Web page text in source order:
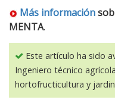
Más información
MENTA.
Este artículo ha sido
Ingeniero técnico
hortofructicultura y